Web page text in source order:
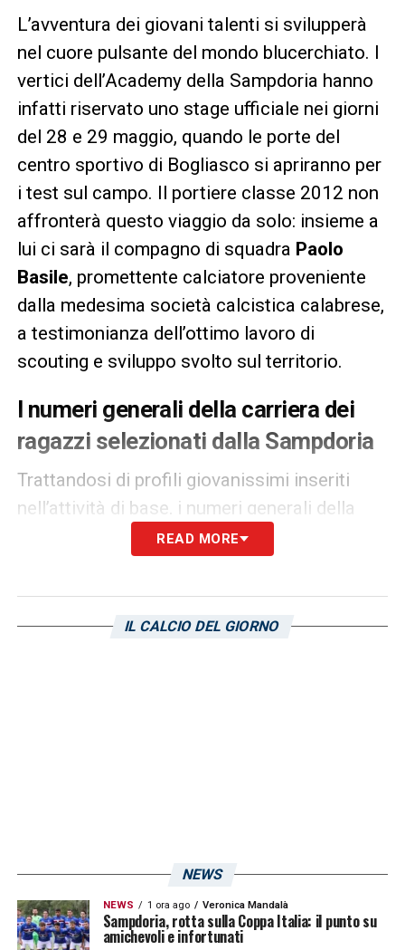
L’avventura dei giovani talenti si svilupperà
nel cuore pulsante del mondo blucerchiato. I
vertici dell’Academy della Sampdoria hanno
infatti riservato uno stage ufficiale nei giorni
del 28 e 29 maggio, quando le porte del
centro sportivo di Bogliasco si apriranno per
i test sul campo. Il portiere classe 2012 non
affronterà questo viaggio da solo: insieme a
lui ci sarà il compagno di squadra Paolo
Basile, promettente calciatore proveniente
dalla medesima società calcistica calabrese,
a testimonianza dell’ottimo lavoro di
scouting e sviluppo svolto sul territorio.
I numeri generali della carriera dei
ragazzi selezionati dalla Sampdoria
Trattandosi di profili giovanissimi inseriti
nell’attività di base, i numeri generali della
carriera di Alessandro La Torre e Paolo
livello dilettantistico e scolastico. Entrambi i
ragazzi hanno collezionato decine di
LA PLAYLIST DELLE NOSTRE TOP NEWS
READ MORE
IL CALCIO DEL GIORNO
NEWS
NEWS 1 ora ago Veronica Mandalà
Sampdoria, rotta sulla Coppa Italia: il punto su
amichevoli e infortunati